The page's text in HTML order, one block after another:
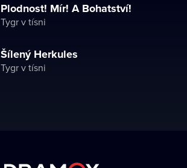
Plodnost! Mír! A Bohatství!
Tygr v tísni
Šílený Herkules
Tygr v tísni